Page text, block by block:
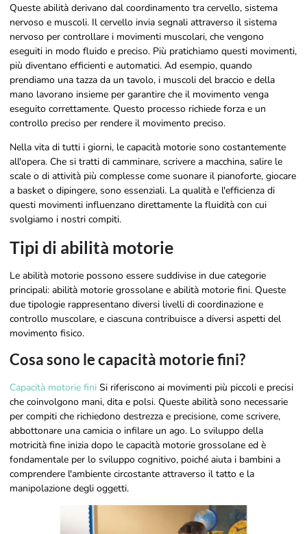
Queste abilità derivano dal coordinamento tra cervello, sistema
nervoso e muscoli. Il cervello invia segnali attraverso il sistema
nervoso per controllare i movimenti muscolari, che vengono
eseguiti in modo fluido e preciso. Più pratichiamo questi movimenti,
più diventano efficienti e automatici. Ad esempio, quando
prendiamo una tazza da un tavolo, i muscoli del braccio e della
mano lavorano insieme per garantire che il movimento venga
eseguito correttamente. Questo processo richiede forza e un
controllo preciso per rendere il movimento preciso.
Nella vita di tutti i giorni, le capacità motorie sono costantemente
all'opera. Che si tratti di camminare, scrivere a macchina, salire le
scale o di attività più complesse come suonare il pianoforte, giocare
a basket o dipingere, sono essenziali. La qualità e l'efficienza di
questi movimenti influenzano direttamente la fluidità con cui
svolgiamo i nostri compiti.
Tipi di abilità motorie
Le abilità motorie possono essere suddivise in due categorie
principali: abilità motorie grossolane e abilità motorie fini. Queste
due tipologie rappresentano diversi livelli di coordinazione e
controllo muscolare, e ciascuna contribuisce a diversi aspetti del
movimento fisico.
Cosa sono le capacità motorie fini?
Capacità motorie fini Si riferiscono ai movimenti più piccoli e precisi
che coinvolgono mani, dita e polsi. Queste abilità sono necessarie
per compiti che richiedono destrezza e precisione, come scrivere,
abbottonare una camicia o infilare un ago. Lo sviluppo della
motricità fine inizia dopo le capacità motorie grossolane ed è
fondamentale per lo sviluppo cognitivo, poiché aiuta i bambini a
comprendere l'ambiente circostante attraverso il tatto e la
manipolazione degli oggetti.